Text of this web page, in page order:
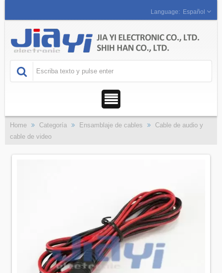
Español
Home Categoría Ensamblaje de cables
Cable de audio y
cable de video